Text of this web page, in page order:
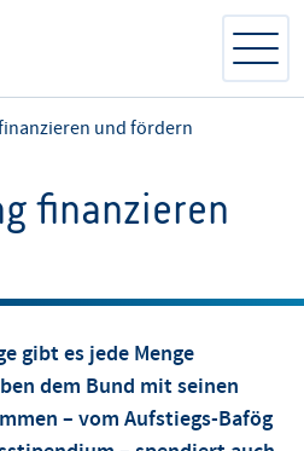
und fördern
finanzieren
gibt es jede Menge
dem Bund mit seinen
– vom Aufstiegs-Bafög